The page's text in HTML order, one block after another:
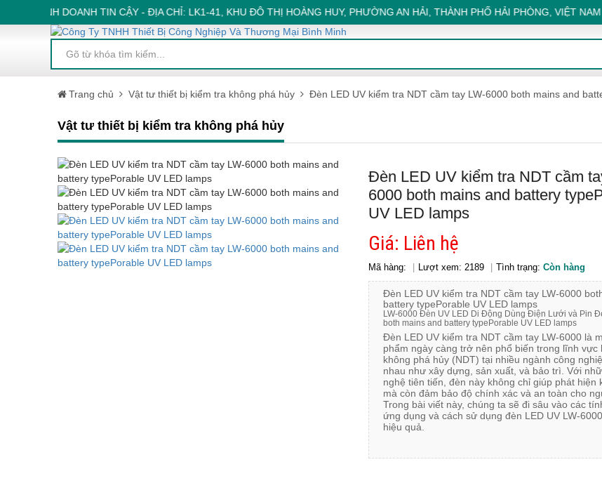
KINH DOANH TIN CẬY - ĐỊA CHỈ: LK1-41, KHU ĐÔ THỊ HOÀNG HUY, PHƯỜNG AN HẢI, THÀNH PHỐ HẢI PHÒNG, VIỆT
Trang chủ Vật tư thiết bị kiểm tra không phá hủy Đèn LED UV kiểm tra NDT cầm tay LW-6000 both mains and
Vật tư thiết bị kiểm tra không phá hủy
Đèn LED UV kiểm tra NDT cầm
6000 both mains and battery
UV LED lamps
Giá: Liên hệ
Mã hàng: Lượt xem: 2189 Tình trạng: Còn hàng
Đèn LED UV kiểm tra NDT cầm tay LW-6000
battery typePorable UV LED lamps
LW-6000 Đèn UV LED Di Động Dùng Điện Lưới và Pin
both mains and battery typePorable UV LED lamps
Đèn LED UV kiểm tra NDT cầm tay LW-6000 là
phẩm ngày càng trở nên phổ biến trong lĩnh vực
không phá hủy (NDT) tại nhiều ngành công
nhau như xây dựng, sản xuất, và bảo trì. Với
nghệ tiên tiến, đèn này không chỉ giúp phát hiện
mà còn đảm bảo độ chính xác và an toàn cho
Trong bài viết này, chúng ta sẽ đi sâu vào các
ứng dụng và cách sử dụng đèn LED UV LW-
hiệu quả.